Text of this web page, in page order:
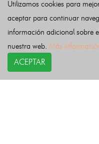
Utilizamos cookies para
aceptar para continuar
información adicional sobre
nuestra web. Más
ACEPTAR